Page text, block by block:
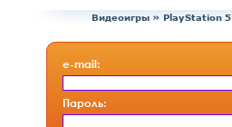
Видеоигры » PlayStation 5
e-mail:
Пароль: